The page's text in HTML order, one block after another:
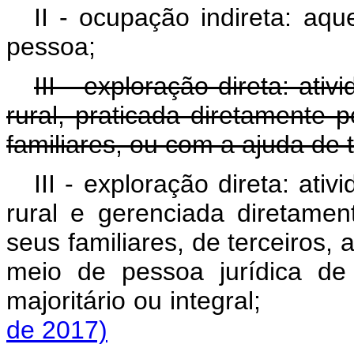
II - ocupação indireta:
pessoa;
III - exploração direta:
rural, praticada diretamente
familiares, ou com a ajuda de
III - exploração direta:
rural e gerenciada
seus familiares, de terceiros,
meio de pessoa jurídica
majoritário ou
de 2017)